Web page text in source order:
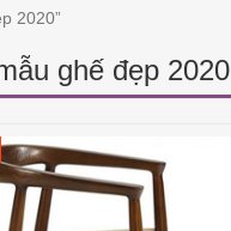
2020”
ghế đẹp 2020